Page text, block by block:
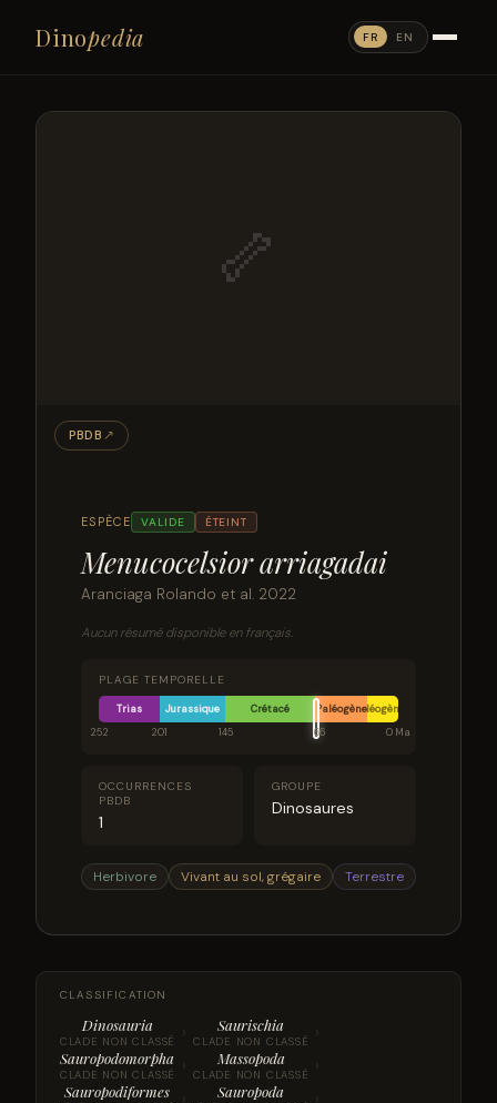
Dinopedia FR EN
ESPÈCE VALIDE ÉTEINT
Menucocelsior arriagadai
Aranciaga Rolando et al. 2022
Aucun résumé disponible en français.
PLAGE TEMPORELLE
Trias Jurassique Crétacé PaléogèneNéogène
252
201 145 66 0 Ma
OCCURRENCES
PBDB
1
GROUPE
Dinosaures
Herbivore Vivant au sol, grégaire Terrestre
🦴
PBDB ↗
CLASSIFICATION
Dinosauria
CLADE NON CLASSÉ › Saurischia
CLADE NON CLASSÉ ›
Sauropodomorpha
CLADE NON CLASSÉ › Massopoda
CLADE NON CLASSÉ ›
Sauropodiformes › Sauropoda ›